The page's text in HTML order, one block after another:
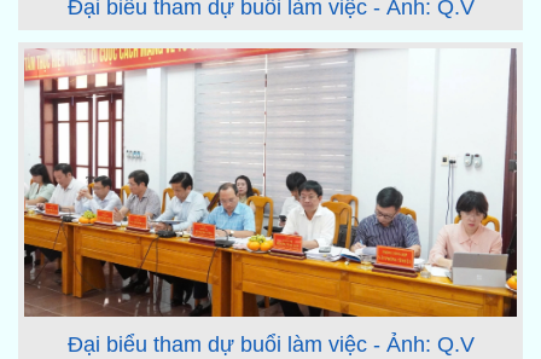
Đại biểu tham dự buổi làm việc - Ảnh: Q.V
Đại biểu tham dự buổi làm việc - Ảnh: Q.V